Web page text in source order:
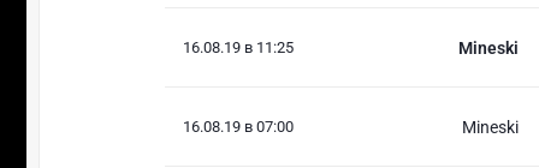
16.08.19 в 11:25 Mineski
16.08.19 в 07:00 Mineski